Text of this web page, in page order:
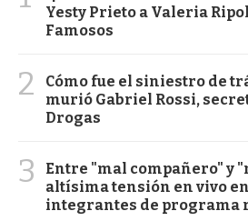
Yesty Prieto a Valeria
Famosos
2
Cómo fue el siniestro de
murió Gabriel Rossi,
Drogas
3
Entre "mal compañero" y
altísima tensión en vivo
integrantes de programa